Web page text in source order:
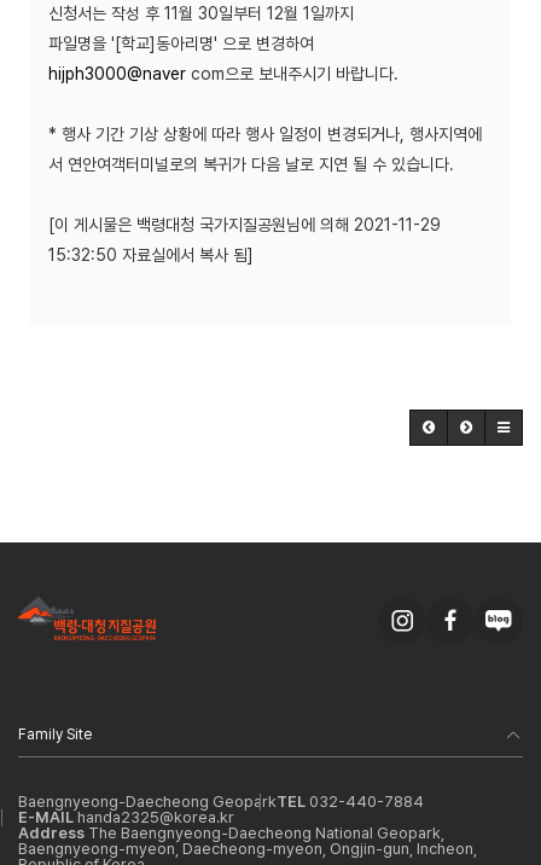
신청서는 작성 후 11월 30일부터 12월 1일까지
파일명을 '[학교]동아리명' 으로 변경하여
hijph3000@naver com으로 보내주시기 바랍니다.
* 행사 기간 기상 상황에 따라 행사 일정이 변경되거나, 행사지역에
서 연안여객터미널로의 복귀가 다음 날로 지연 될 수 있습니다.
[이 게시물은 백령대청 국가지질공원님에 의해 2021-11-29
15:32:50 자료실에서 복사 됨]
Family Site
Baengnyeong-Daecheong GeoparkTEL 032-440-7884
E-MAIL handa2325@korea.kr
Address The Baengnyeong-Daecheong National Geopark,
Baengnyeong-myeon, Daecheong-myeon, Ongjin-gun, Incheon,